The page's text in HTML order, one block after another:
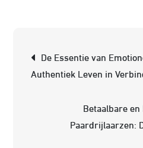
De Essentie van
Authentiek Leven in
Betaalbare
Paardrijlaarzen: